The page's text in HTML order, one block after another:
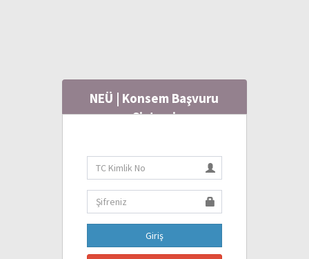
NEÜ | Konsem Başvuru
Sistemi
Giriş